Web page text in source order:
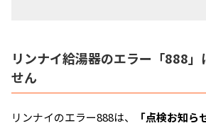
リンナイ給湯器のエラー「888」
せん
リンナイのエラー888は、 「点検お知ら